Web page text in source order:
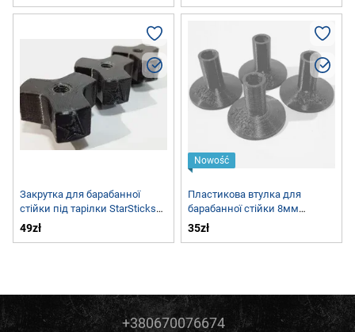
Закрутка для барабанної
стійки під тарілки StarSticks
SS-WN-6
49zł
Nowość
Пластикова втулка для
барабанної стійки 8мм
StarSticks SS-CS-8
35zł
+380670076674